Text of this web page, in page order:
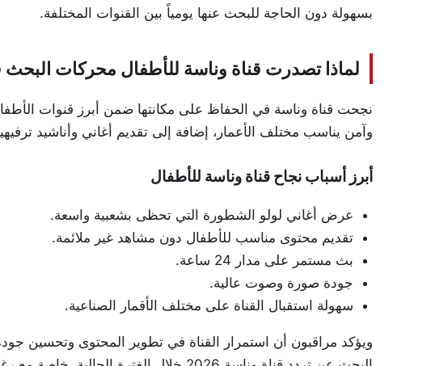
بسهولة دون الحاجة للبحث عنها يومياً بين القنوات المختلفة.
لماذا تصدرت قناة وناسة للأطفال محركات البحث في
نجحت قناة وناسة في الحفاظ على مكانتها ضمن أبرز قنوات
وآمن يناسب مختلف الأعمار، إضافة إلى تقديم أغاني وأناشيد
أبرز أسباب نجاح قناة وناسة للأطفال
عرض أغاني لولو الشطورة التي تحظى بشعبية واسعة.
تقديم محتوى مناسب للأطفال دون مشاهد غير ملائمة.
بث مستمر على مدار 24 ساعة.
جودة صورة وصوت عالية.
سهولة استقبال القناة على مختلف الأقمار الصناعية.
ويؤكد مراقبون أن استمرار القناة في تطوير المحتوى وتحسين